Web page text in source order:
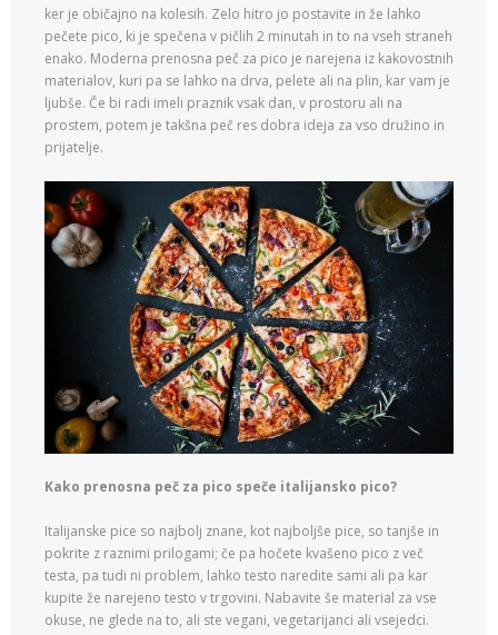
ker je običajno na kolesih. Zelo hitro jo postavite in že lahko
pečete pico, ki je spečena v pičlih 2 minutah in to na vseh straneh
enako. Moderna prenosna peč za pico je narejena iz kakovostnih
materialov, kuri pa se lahko na drva, pelete ali na plin, kar vam je
ljubše. Če bi radi imeli praznik vsak dan, v prostoru ali na
prostem, potem je takšna peč res dobra ideja za vso družino in
prijatelje.
Kako prenosna peč za pico speče italijansko pico?
Italijanske pice so najbolj znane, kot najboljše pice, so tanjše in
pokrite z raznimi prilogami; če pa hočete kvašeno pico z več
testa, pa tudi ni problem, lahko testo naredite sami ali pa kar
kupite že narejeno testo v trgovini. Nabavite še material za vse
okuse, ne glede na to, ali ste vegani, vegetarijanci ali vsejedci.